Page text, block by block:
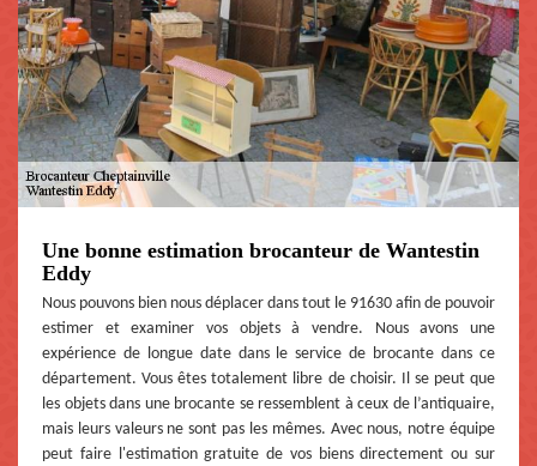
Une bonne estimation brocanteur de Wantestin
Eddy
Nous pouvons bien nous déplacer dans tout le 91630 afin de pouvoir
estimer et examiner vos objets à vendre. Nous avons une
expérience de longue date dans le service de brocante dans ce
département. Vous êtes totalement libre de choisir. Il se peut que
les objets dans une brocante se ressemblent à ceux de l’antiquaire,
mais leurs valeurs ne sont pas les mêmes. Avec nous, notre équipe
peut faire l'estimation gratuite de vos biens directement ou sur